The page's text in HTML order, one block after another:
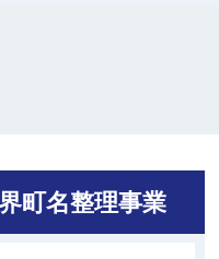
町名整理事業